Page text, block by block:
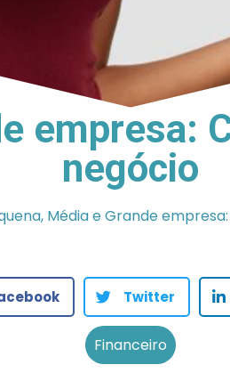
empresa:
negócio
Média e Grande
Twitter
Financeiro